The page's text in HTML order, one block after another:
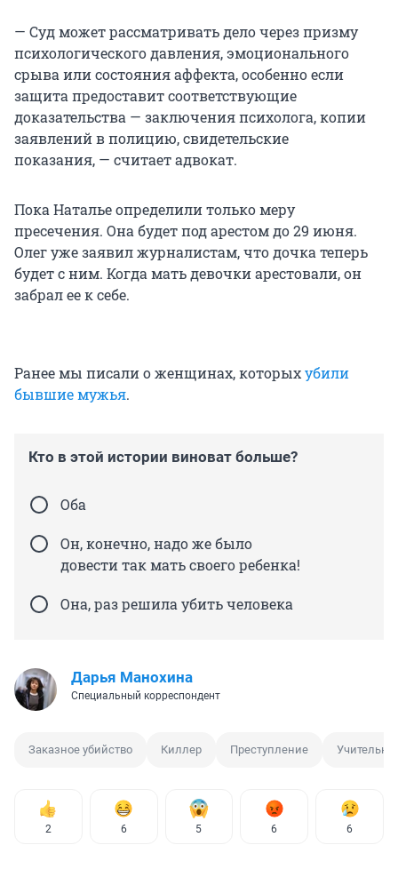
— Суд может рассматривать дело через призму
психологического давления, эмоционального
срыва или состояния аффекта, особенно если
защита предоставит соответствующие
доказательства — заключения психолога, копии
заявлений в полицию, свидетельские
показания, — считает адвокат.
Пока Наталье определили только меру
пресечения. Она будет под арестом до 29 июня.
Олег уже заявил журналистам, что дочка теперь
будет с ним. Когда мать девочки арестовали, он
забрал ее к себе.
Ранее мы писали о женщинах, которыхубили
бывшие мужья.
Кто в этой истории виноват больше?
Оба
Он, конечно, надо же было
довести так мать своего ребенка!
Она, раз решила убить человека
Дарья Манохина
Специальный корреспондент
Заказное убийство Киллер Преступление
2 6 5 6 6